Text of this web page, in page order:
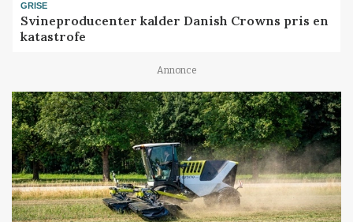
GRISE
Svineproducenter kalder Danish Crowns pris en
katastrofe
Annonce